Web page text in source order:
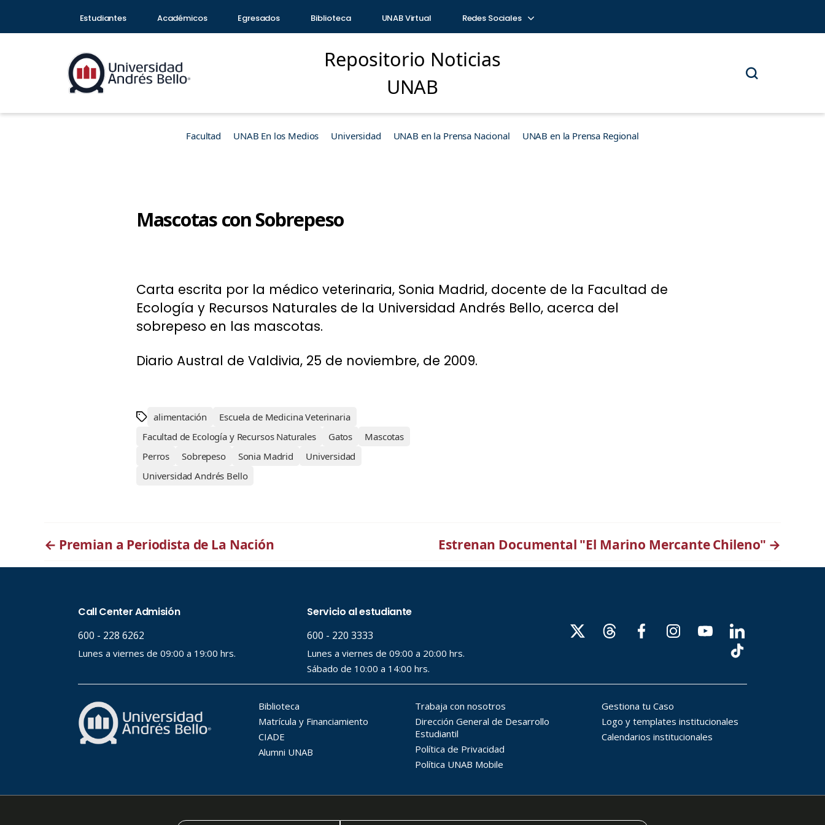
Estudiantes Académicos Egresados Biblioteca UNAB Virtual Redes Sociales
Repositorio Noticias
UNAB
Facultad UNAB En los Medios Universidad UNAB en la Prensa Nacional UNAB en la Prensa Regional
Mascotas con Sobrepeso
Carta escrita por la médico veterinaria, Sonia Madrid, docente de la Facultad de
Ecología y Recursos Naturales de la Universidad Andrés Bello, acerca del
sobrepeso en las mascotas.
Diario Austral de Valdivia, 25 de noviembre, de 2009.
alimentación
Escuela de Medicina Veterinaria
Facultad de Ecología y Recursos Naturales
Gatos
Mascotas
Perros
Sobrepeso Sonia Madrid
Universidad
Universidad Andrés Bello
← Premian a Periodista de La Nación Estrenan Documental "El Marino Mercante Chileno" →